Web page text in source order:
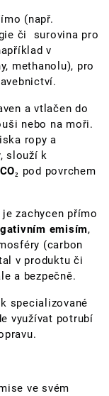
(např.
či surovina pro
v
methanolu), pro
a vtlačen do
nebo na moři.
ropy a
slouží k
pod povrchem
zachycen přímo
emisím,
(carbon
v produktu či
a bezpečně.
specializované
využívat potrubí
ve svém